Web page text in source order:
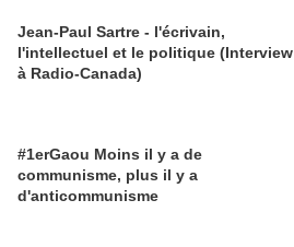
Jean-Paul Sartre - l'écrivain,
l'intellectuel et le politique (Interview
à Radio-Canada)
#1erGaou Moins il y a de
communisme, plus il y a
d'anticommunisme